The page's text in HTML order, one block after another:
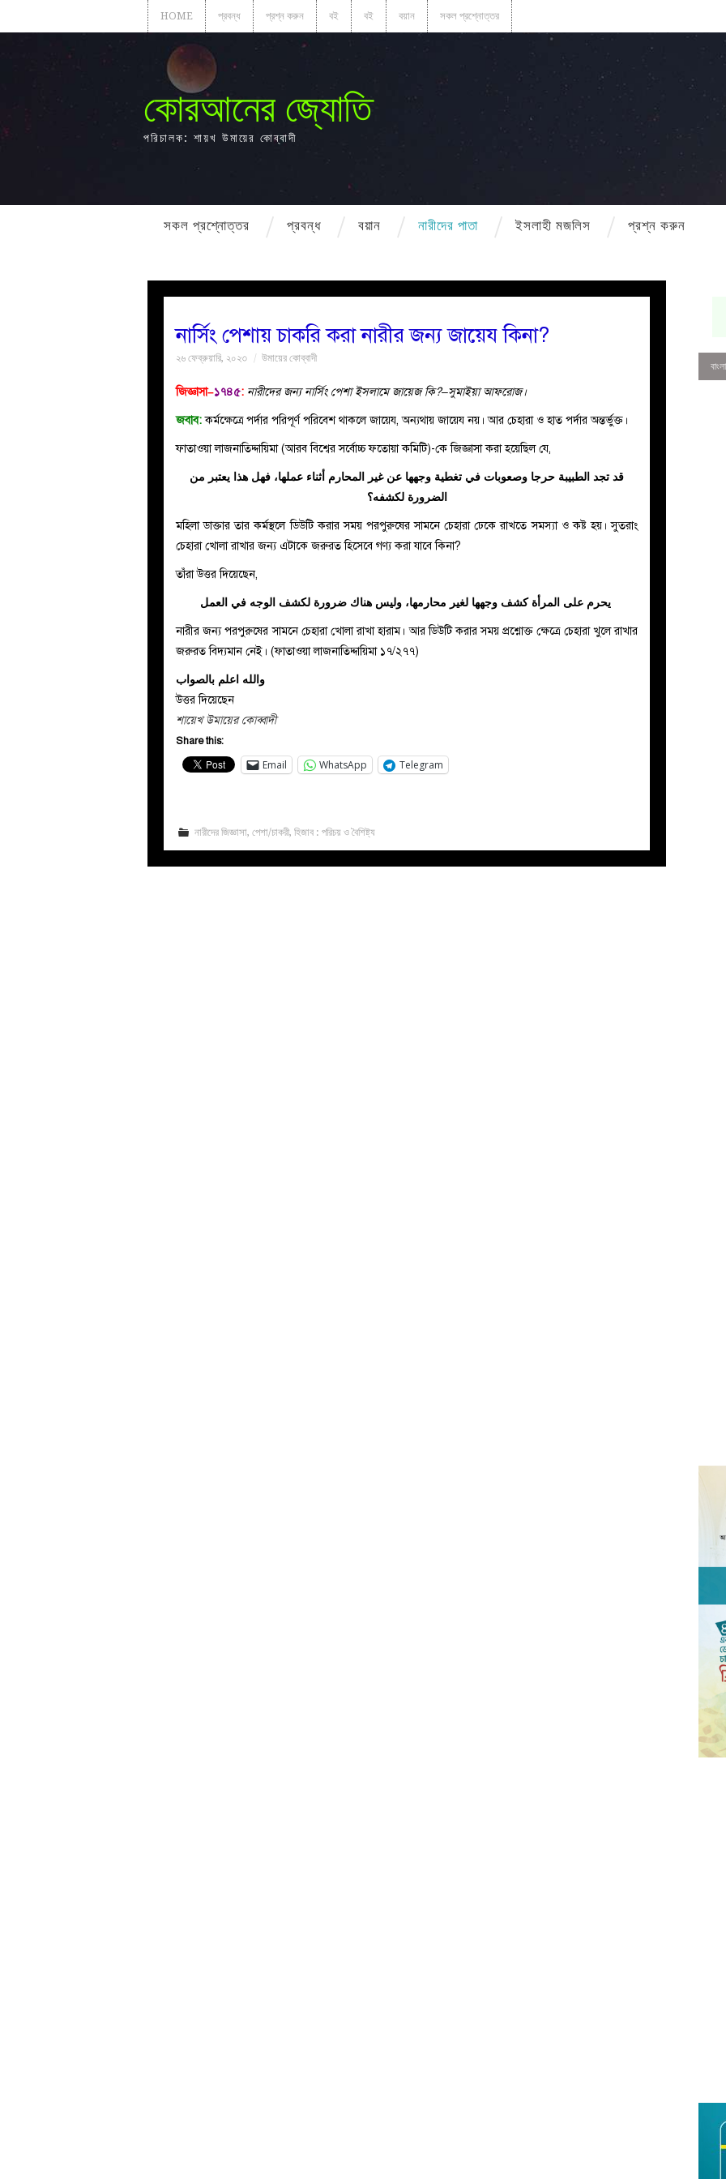
HOME প্রবন্ধ প্রশ্ন করুন বই বই বয়ান সকল প্রশ্নোত্তর
কোরআনের জ্যোতি
পরিচালক: শায়খ উমায়ের কোব্বাদী
সকল প্রশ্নোত্তর প্রবন্ধ বয়ান নারীদের পাতা ইসলাহী মজলিস প্রশ্ন করুন
নার্সিং পেশায় চাকরি করা নারীর জন্য জায়েয কিনা?
২৬ ফেব্রুয়ারি, ২০২৩ উমায়ের কোব্বাদী
জিজ্ঞাসা–১৭৪৫: নারীদের জন্য নার্সিং পেশা ইসলামে জায়েজ কি?–সুমাইয়া আফরোজ।
জবাব: কর্মক্ষেত্রে পর্দার পরিপূর্ণ পরিবেশ থাকলে জায়েয, অন্যথায় জায়েয নয়। আর চেহারা ও হাত পর্দার অন্তর্ভুক্ত।
ফাতাওয়া লাজনাতিদ্দায়িমা (আরব বিশ্বের সর্বোচ্চ ফতোয়া কমিটি)-কে জিজ্ঞাসা করা হয়েছিল যে,
قد تجد الطبيبة حرجا وصعوبات في تغطية وجهها عن غير المحارم أثناء عملها، فهل هذا يعتبر من
الضرورة لكشفه‏؟‏
মহিলা ডাক্তার তার কর্মস্থলে ডিউটি করার সময় পরপুরুষের সামনে চেহারা ঢেকে রাখতে সমস্যা ও কষ্ট হয়। সুতরাং
চেহারা খোলা রাখার জন্য এটাকে জরুরত হিসেবে গণ্য করা যাবে কিনা?
তাঁরা উত্তর দিয়েছেন,
‏ يحرم على المرأة كشف وجهها لغير محارمها، وليس هناك ضرورة لكشف الوجه في العمل
নারীর জন্য পরপুরুষের সামনে চেহারা খোলা রাখা হারাম। আর ডিউটি করার সময় প্রশ্নোক্ত ক্ষেত্রে চেহারা খুলে রাখার
জরুরত বিদ্যমান নেই। (ফাতাওয়া লাজনাতিদ্দায়িমা ১৭/২৭৭)
والله اعلم بالصواب
উত্তর দিয়েছেন
শায়েখ উমায়ের কোব্বাদী
Share this:
Email WhatsApp Telegram
নারীদের জিজ্ঞাসা,পেশা/চাকরী,হিজাব : পরিচয় ও বৈশিষ্ট্য